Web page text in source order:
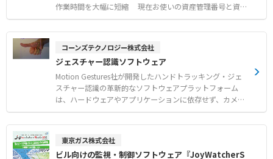
作業時間を大幅に短縮 現在お使いの資産管理番号と資産
ID（RFID情報）の2つのキーを紐付けし運用可能。専門性
の高いRFID書き込み機能も標準搭載。 ●RFIDとバーコー
RFID / バーコードの読み取りの切り替えがその場で可能。
●既存の資産管理データベースと紐付けられ、現場システ
ムの開発工数を削減 CSVファイルで運用可能なため基幹
システムとの高い親和性を実現。 従来の手書き帳票をC
SVファイルに統一し、運用効率を改善。 ●現場運用に最
適な読み取り機 文書や資料、カゴ車や工具などの資産に
応じた最適な読み取り機の選択が可能。 RFIDゲートによ
貸出の事前予約が可能。メール通知機能も搭載。（ex.返
却遅延時） ※ASETRAロゴは、サトーホールディングス株
コーンズテクノロジー株式会社
ジェスチャー認識ソフトウェア
Motion Gestures社が開発したハンドトラッキング・ジェ
スチャー認識の革新的なソフトウェアプラットフォーム
は、ハードウェアやアプリケーションに依存せず、カメラ
を持つあらゆるデバイスへの組み込み対応が可能です。 カ
メラ映像を基に、21点の手指関節の座標情報、手の右左・
ジェスチャーを検知・出力します。 （推奨アプリケーショ
東京ガス株式会社
ビル向けの監視・制御ソフトウェア『JoyWatcherS